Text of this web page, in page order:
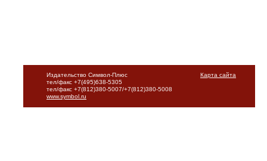
Карта сайта
Издательство Символ-Плюс
тел/факс +7(495)638-5305
тел/факс +7(812)380-5007/+7(812)380-5008
www.symbol.ru